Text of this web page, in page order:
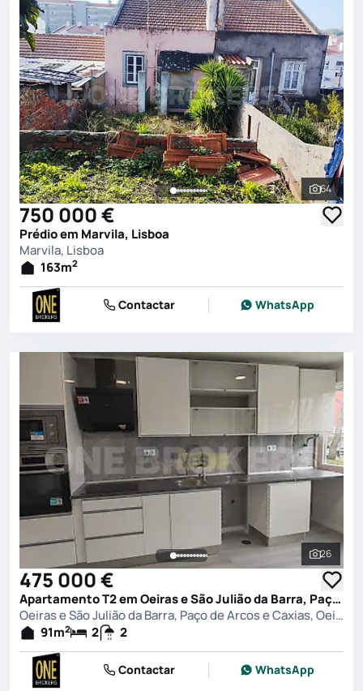
Ver
64
750 000 €
Prédio em Marvila, Lisboa
Marvila, Lisboa
163m2
Contactar WhatsApp
Ver
26
475 000 €
Apartamento T2 em Oeiras e São Julião da Barra, Paço de Arcos e Caxias, Oeiras
Oeiras e São Julião da Barra, Paço de Arcos e Caxias, Oeiras
91m2 2 2
Contactar WhatsApp